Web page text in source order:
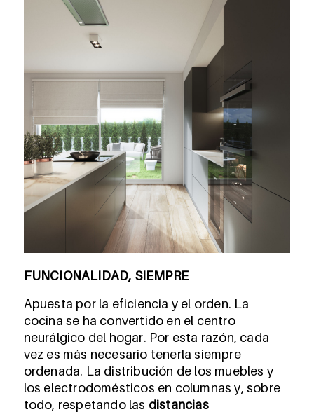
FUNCIONALIDAD, SIEMPRE
Apuesta por la eficiencia y el orden. La
cocina se ha convertido en el centro
neurálgico del hogar. Por esta razón, cada
vez es más necesario tenerla siempre
ordenada. La distribución de los muebles y
los electrodomésticos en columnas y, sobre
todo, respetando las distancias